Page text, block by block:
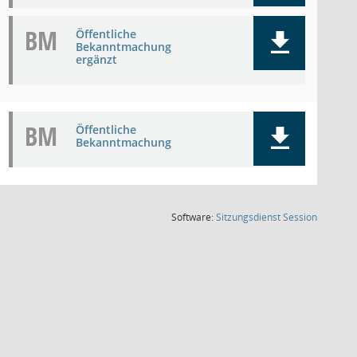
BM
Öffentliche
Bekanntmachung
ergänzt
BM
Öffentliche
Bekanntmachung
Software:SitzungsdienstSession(Wird in